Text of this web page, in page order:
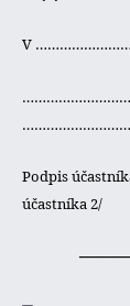
V
Podpis
účastníka 2/